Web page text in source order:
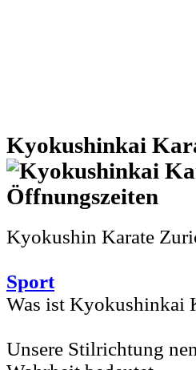
Kyokushinkai
Kyokushin Karate
Sport
Was ist Kyokushinkai
Unsere Stilrichtung